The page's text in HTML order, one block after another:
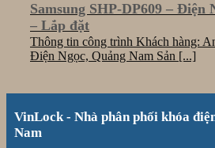
Samsung SHP-DP609 – Điện
– Lắp đặt
Thông tin công trình Khách hàng:
Điện Ngọc, Quảng Nam Sản [...]
VinLock - Nhà phân phối khóa
Nam